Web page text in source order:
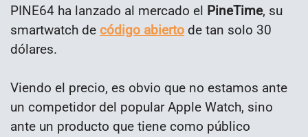
PINE64 ha lanzado al mercado el PineTime, su
smartwatch de código abierto de tan solo 30
dólares.
Viendo el precio, es obvio que no estamos ante
un competidor del popular Apple Watch, sino
ante un producto que tiene como público